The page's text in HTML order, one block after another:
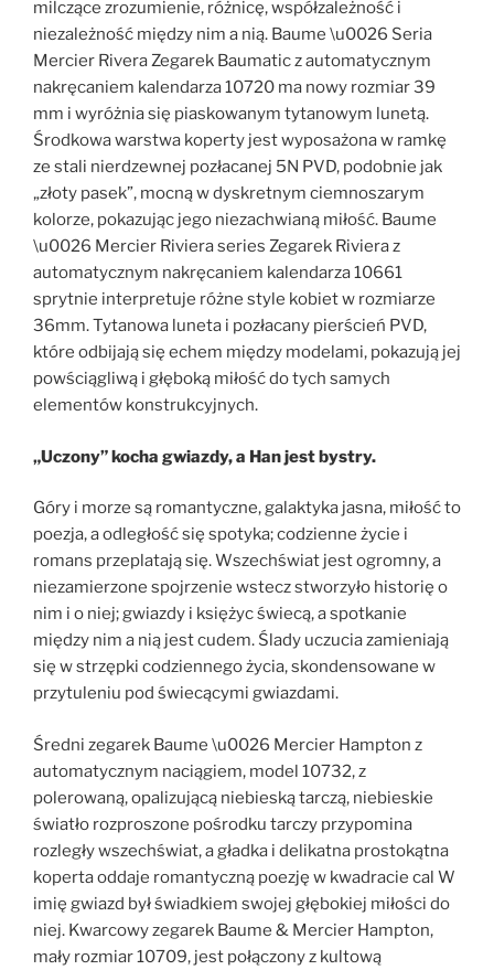
milczące zrozumienie, różnicę, współzależność i
niezależność między nim a nią. Baume \u0026 Seria
Mercier Rivera Zegarek Baumatic z automatycznym
nakręcaniem kalendarza 10720 ma nowy rozmiar 39
mm i wyróżnia się piaskowanym tytanowym lunetą.
Środkowa warstwa koperty jest wyposażona w ramkę
ze stali nierdzewnej pozłacanej 5N PVD, podobnie jak
„złoty pasek”, mocną w dyskretnym ciemnoszarym
kolorze, pokazując jego niezachwianą miłość. Baume
\u0026 Mercier Riviera series Zegarek Riviera z
automatycznym nakręcaniem kalendarza 10661
sprytnie interpretuje różne style kobiet w rozmiarze
36mm. Tytanowa luneta i pozłacany pierścień PVD,
które odbijają się echem między modelami, pokazują jej
powściągliwą i głęboką miłość do tych samych
elementów konstrukcyjnych.
„Uczony” kocha gwiazdy, a Han jest bystry.
Góry i morze są romantyczne, galaktyka jasna, miłość to
poezja, a odległość się spotyka; codzienne życie i
romans przeplatają się. Wszechświat jest ogromny, a
niezamierzone spojrzenie wstecz stworzyło historię o
nim i o niej; gwiazdy i księżyc świecą, a spotkanie
między nim a nią jest cudem. Ślady uczucia zamieniają
się w strzępki codziennego życia, skondensowane w
przytuleniu pod świecącymi gwiazdami.
Średni zegarek Baume \u0026 Mercier Hampton z
automatycznym naciągiem, model 10732, z
polerowaną, opalizującą niebieską tarczą, niebieskie
światło rozproszone pośrodku tarczy przypomina
rozległy wszechświat, a gładka i delikatna prostokątna
koperta oddaje romantyczną poezję w kwadracie cal W
imię gwiazd był świadkiem swojej głębokiej miłości do
niej. Kwarcowy zegarek Baume & Mercier Hampton,
mały rozmiar 10709, jest połączony z kultową